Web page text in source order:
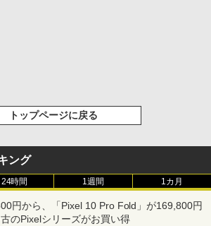
トップページに戻る
ング
24時間 1週間 1カ月
円から、「Pixel 10 Pro Fold」が169,800円
のPixelシリーズがお買い得